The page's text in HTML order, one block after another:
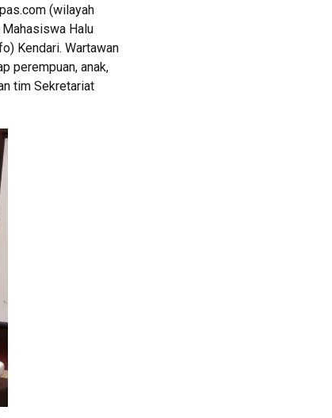
(wilayah
Mahasiswa Halu
Kendari. Wartawan
perempuan, anak,
tim Sekretariat